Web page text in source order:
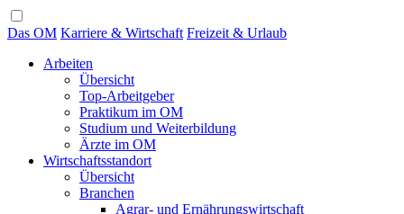
Das OM Karriere & Wirtschaft Freizeit & Urlaub
Arbeiten
Übersicht
Top-Arbeitgeber
Praktikum im OM
Studium und Weiterbildung
Ärzte im OM
Wirtschaftsstandort
Übersicht
Branchen
Agrar- und Ernährungswirtschaft